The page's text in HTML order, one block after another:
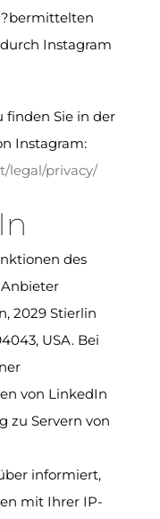
Instagram
Sie in der
Instagram:
legal/privacy/
des
2029 Stierlin
USA. Bei
von LinkedIn
zu Servern von
informiert,
mit Ihrer IP-